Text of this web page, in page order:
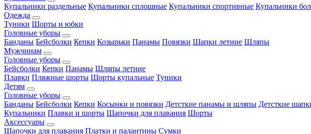
Купальники раздельные Купальники сплошные Купальники спортивные Купальники
Одежда
Туники Шорты и юбки
Головные уборы
Банданы Бейсболки Кепки Козырьки Панамы Повязки Шапки летние Шляпы
Мужчинам
Головные уборы
Бейсболки Кепки Панамы Шляпы летние
Плавки Пляжные шорты Шорты купальные Туники
Детям
Головные уборы
Банданы Бейсболки Кепки Косынки и повязки Детсткие панамы и шляпы Детсткие
Купальники Плавки и шорты Шапочки для плавания Шорты
Аксессуары
Шапочки для плавания Платки и палантины Сумки